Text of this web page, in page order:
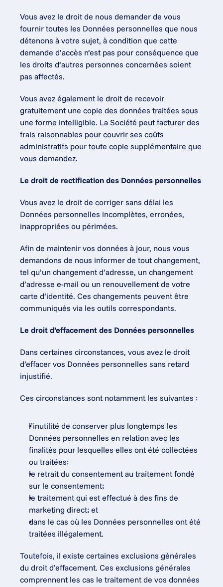
Vous avez le droit de nous demander de vous
fournir toutes les Données personnelles que nous
détenons à votre sujet, à condition que cette
demande d’accès n’est pas pour conséquence que
les droits d’autres personnes concernées soient
pas affectés.
Vous avez également le droit de recevoir
gratuitement une copie des données traitées sous
une forme intelligible. La Société peut facturer des
frais raisonnables pour couvrir ses coûts
administratifs pour toute copie supplémentaire que
vous demandez.
Le droit de rectification des Données personnelles
Vous avez le droit de corriger sans délai les
Données personnelles incomplètes, erronées,
inappropriées ou périmées.
Afin de maintenir vos données à jour, nous vous
demandons de nous informer de tout changement,
tel qu’un changement d’adresse, un changement
d’adresse e-mail ou un renouvellement de votre
carte d’identité. Ces changements peuvent être
communiqués via les outils correspondants.
Le droit d’effacement des Données personnelles
Dans certaines circonstances, vous avez le droit
d’effacer vos Données personnelles sans retard
injustifié.
Ces circonstances sont notamment les suivantes :
l’inutilité de conserver plus longtemps les
Données personnelles en relation avec les
finalités pour lesquelles elles ont été collectées
ou traitées;
le retrait du consentement au traitement fondé
sur le consentement;
le traitement qui est effectué à des fins de
marketing direct; et
dans le cas où les Données personnelles ont été
traitées illégalement.
Toutefois, il existe certaines exclusions générales
du droit d’effacement. Ces exclusions générales
comprennent les cas le traitement de vos données